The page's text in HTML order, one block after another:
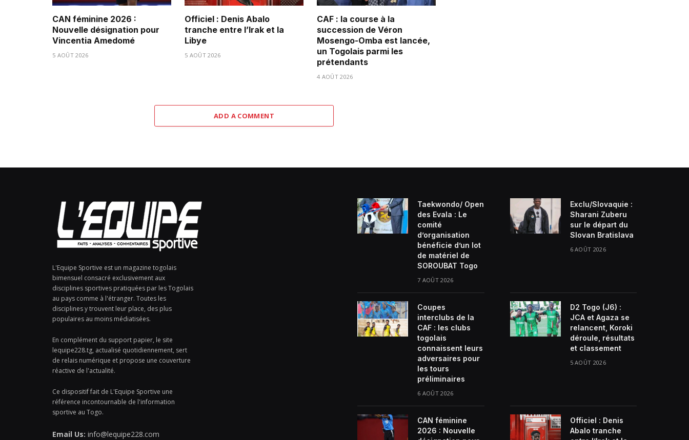
CAN féminine 2026 :
Nouvelle désignation pour
Vincentia Amedomé
5 AOÛT 2026
Officiel : Denis Abalo
tranche entre l’Irak et la
Libye
5 AOÛT 2026
CAF : la course à la
succession de Véron
Mosengo-Omba est lancée,
un Togolais parmi les
prétendants
4 AOÛT 2026
ADD A COMMENT
L'Equipe Sportive est un magazine togolais
bimensuel consacré exclusivement aux
disciplines sportives pratiquées par les Togolais
au pays comme à l'étranger. Toutes les
disciplines y trouvent leur place, des plus
populaires au moins médiatisées.
En complément du support papier, le site
lequipe228.tg, actualisé quotidiennement, sert
de relais numérique et propose une couverture
réactive de l'actualité.
Ce dispositif fait de L'Equipe Sportive une
référence incontournable de l'information
sportive au Togo.
Email Us: info@lequipe228.com
Taekwondo/ Open
des Evala : Le
comité
d’organisation
bénéficie d’un lot
de matériel de
SOROUBAT Togo
7 AOÛT 2026
Exclu/Slovaquie :
Sharani Zuberu
sur le départ du
Slovan Bratislava
6 AOÛT 2026
Coupes
interclubs de la
CAF : les clubs
togolais
connaissent leurs
adversaires pour
les tours
préliminaires
6 AOÛT 2026
D2 Togo (J6) :
JCA et Agaza se
relancent, Koroki
déroule, résultats
et classement
5 AOÛT 2026
CAN féminine
2026 : Nouvelle
Officiel : Denis
Abalo tranche